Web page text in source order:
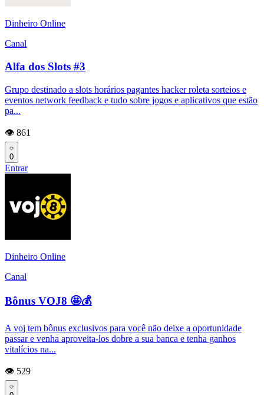
Dinheiro Online
Canal
Alfa dos Slots #3
Grupo destinado a slots horários pagantes hacker roleta sorteios e
eventos network feedback e tudo sobre jogos e aplicativos que estão
pa...
👁️ 861
0
Entrar
Dinheiro Online
Canal
Bônus VOJ8 🤩💰
A voj tem bônus exclusivos para você não deixe a oportunidade
passar e venha aproveita-los dobre a sua banca e tenha ganhos
vitalícios na...
👁️ 529